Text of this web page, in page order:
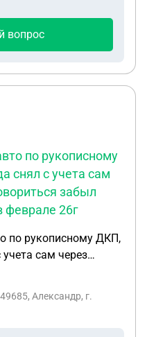
вопрос
по рукописному
снял с учета сам
забыл
феврале 26г
по рукописному ДКП,
сам через
забыл налогине идут
что я должен
Александр, г.